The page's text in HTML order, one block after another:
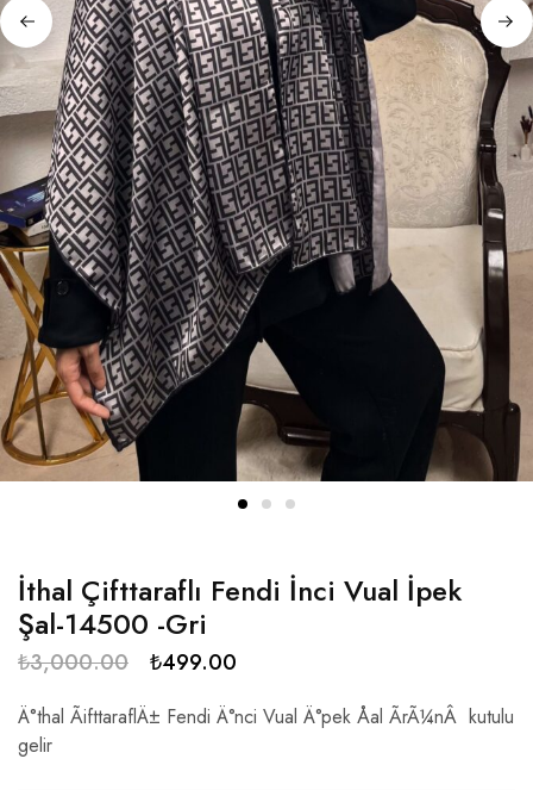
İthal Çifttaraflı Fendi İnci Vual İpek
Şal-14500 -Gri
₺3,000.00 ₺499.00
Ä°thal ÃifttaraflÄ± Fendi Ä°nci Vual Ä°pek Åal ÃrÃ¼nÂ kutulu
gelir